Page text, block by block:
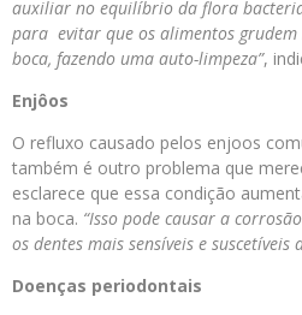
auxiliar no equilíbrio da flora
para evitar que os alimentos grudem
boca, fazendo uma auto-limpeza”,
Enjôos
O refluxo causado pelos enjoos
também é outro problema que
esclarece que essa condição
na boca. “Isso pode causar a
os dentes mais sensíveis e suscetíveis
Doenças periodontais